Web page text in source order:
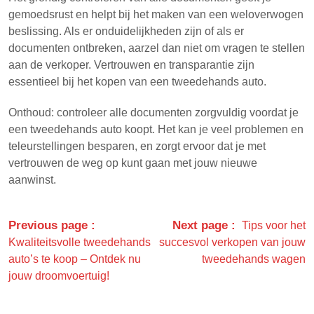
gemoedsrust en helpt bij het maken van een weloverwogen
beslissing. Als er onduidelijkheden zijn of als er
documenten ontbreken, aarzel dan niet om vragen te stellen
aan de verkoper. Vertrouwen en transparantie zijn
essentieel bij het kopen van een tweedehands auto.
Onthoud: controleer alle documenten zorgvuldig voordat je
een tweedehands auto koopt. Het kan je veel problemen en
teleurstellingen besparen, en zorgt ervoor dat je met
vertrouwen de weg op kunt gaan met jouw nieuwe
aanwinst.
Previous page
Kwaliteitsvolle tweedehands
auto’s te koop – Ontdek nu
jouw droomvoertuig!
Next page
Tips voor het
succesvol verkopen van jouw
tweedehands wagen